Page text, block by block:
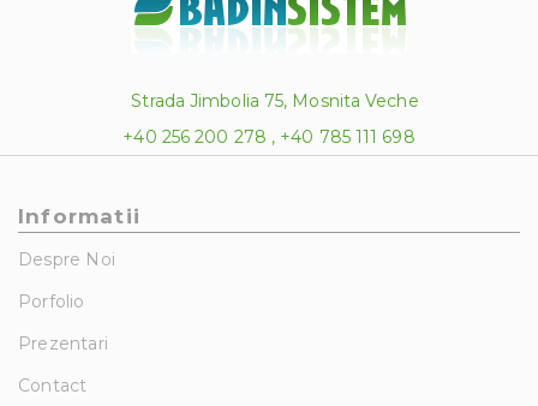
Strada Jimbolia 75, Mosnita Veche
+40 256 200 278 , +40 785 111 698
Informatii
Despre Noi
Porfolio
Prezentari
Contact